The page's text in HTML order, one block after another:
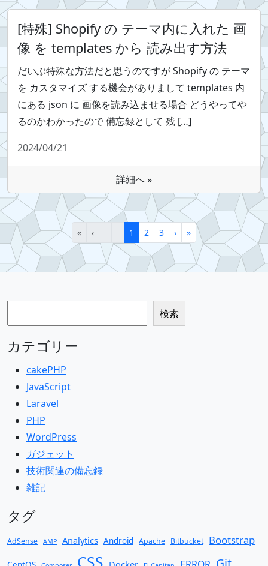
[特殊] Shopify の テーマ内に入れた 画
像 を templates から 読み出す方法
だいぶ特殊な方法だと思うのですが Shopify の テーマ
を カスタマイズ する機会がありまして templates 内
にある json に 画像を読み込ませる場合 どうやってや
るのかわかったので 備忘録として 残 […]
2024/04/21
詳細へ »
« ‹ 1 2 3 › »
検索
カテゴリー
cakePHP
JavaScript
Laravel
PHP
WordPress
ガジェット
技術関連の備忘録
雑記
タグ
AdSense AMP Analytics Android Apache Bitbucket Bootstrap